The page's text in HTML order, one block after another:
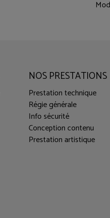
NOS PRESTATIONS
Prestation technique
Régie générale
Info sécurité
Conception contenu
Prestation artistique